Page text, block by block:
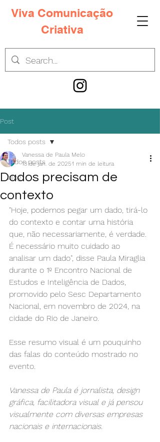
Viva Comunicação
Criativa
Post
Todos posts
blog
Todos posts
Dados precisam de
contexto
Vanessa de Paula Melo
13 de jan. de 20251 min de leitura
"Hoje, podemos pegar um dado, tirá-lo
do contexto e contar uma história
que, não necessariamente, é verdade.
É necessário muito cuidado ao
analisar um dado", disse Paula Miraglia
durante o 1º Encontro Nacional de
Estudos e Inteligência de Dados,
promovido pelo Sesc Departamento
Nacional, em novembro de 2024, na
cidade do Rio de Janeiro.
Esse resumo visual é um pouquinho
das falas do conteúdo mostrado no
evento.
Vanessa de Paula é jornalista, design
gráfica, facilitadora visual e já pensou
visualmente com diversas empresas
nacionais e internacionais.